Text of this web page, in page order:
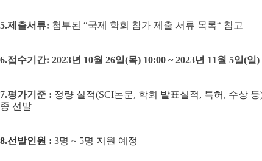
5.제출서류: 첨부된 “국제 학회 참가 제출 서류 목록“ 참고
6.접수기간: 2023년 10월 26일(목) 10:00 ~ 2023년 11월 5일(일)
7.평가기준 : 정량 실적(SCI논문, 학회 발표실적, 특허 , 수상 등
종 선발
8.선발인원 : 3명 ~ 5명 지원 예정